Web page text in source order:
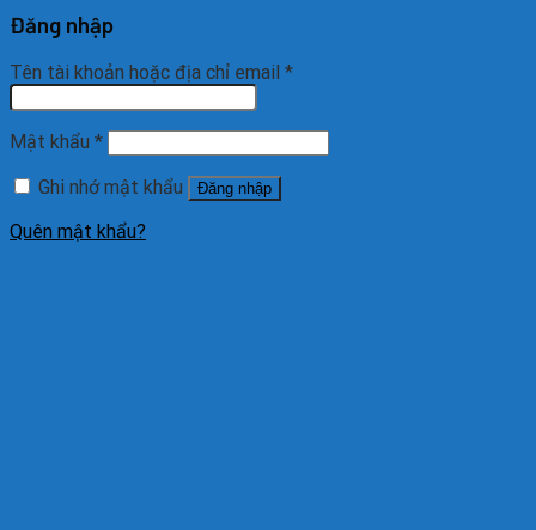
Đăng nhập
Tên tài khoản hoặc địa chỉ email *
Mật khẩu *
Ghi nhớ mật khẩu
Đăng nhập
Quên mật khẩu?